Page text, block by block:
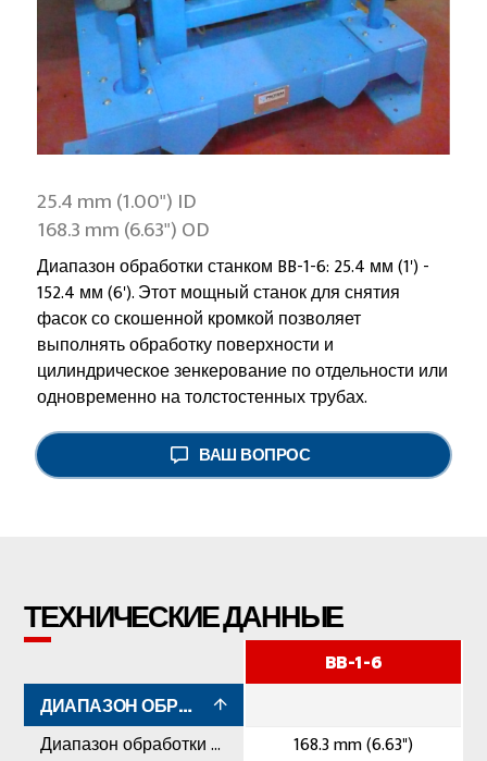
25.4 mm (1.00") ID
168.3 mm (6.63") OD
Диапазон обработки станком BB-1-6: 25.4 мм (1') -
152.4 мм (6'). Этот мощный станок для снятия
фасок со скошенной кромкой позволяет
выполнять обработку поверхности и
цилиндрическое зенкерование по отдельности или
одновременно на толстостенных трубах.
ВАШ ВОПРОС
ТЕХНИЧЕСКИЕ ДАННЫЕ
ДИАПАЗОН ОБРАБОТКИ
Диапазон обработки максимальный
BB-1-6
168.3 mm (6.63")